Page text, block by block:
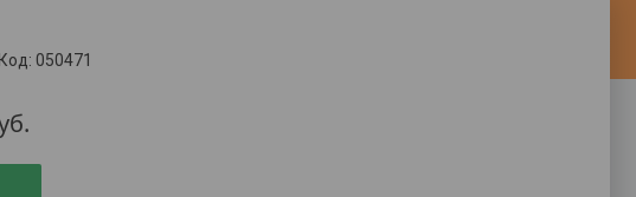
Код: 050471